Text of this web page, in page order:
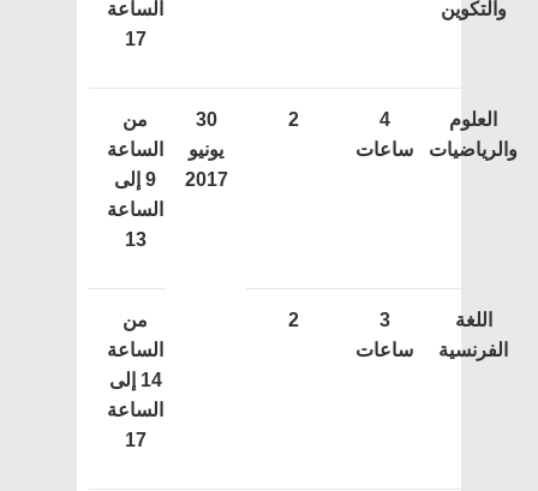
والتكوين
الساعة
17
العلوم
والرياضيات
4
ساعات
2
30
يونيو
2017
من
الساعة
9 إلى
الساعة
13
اللغة
الفرنسية
3
ساعات
2
من
الساعة
14 إلى
الساعة
17